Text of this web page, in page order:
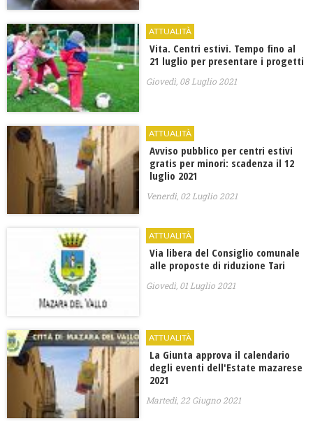
ATTUALITÀ
Vita. Centri estivi. Tempo fino al
21 luglio per presentare i progetti
Giovedì, 08 Luglio 2021
ATTUALITÀ
Avviso pubblico per centri estivi
gratis per minori: scadenza il 12
luglio 2021
Venerdì, 02 Luglio 2021
ATTUALITÀ
Via libera del Consiglio comunale
alle proposte di riduzione Tari
Giovedì, 01 Luglio 2021
ATTUALITÀ
La Giunta approva il calendario
degli eventi dell'Estate mazarese
2021
Martedì, 22 Giugno 2021